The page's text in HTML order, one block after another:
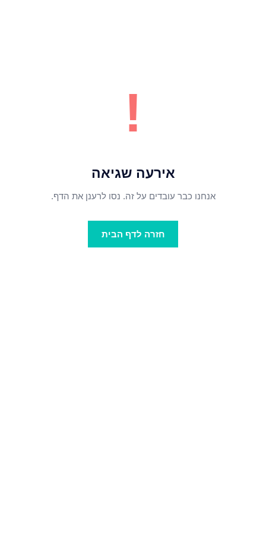
!
אירעה שגיאה
אנחנו כבר עובדים על זה. נסו לרענן את הדף.
חזרה לדף הבית